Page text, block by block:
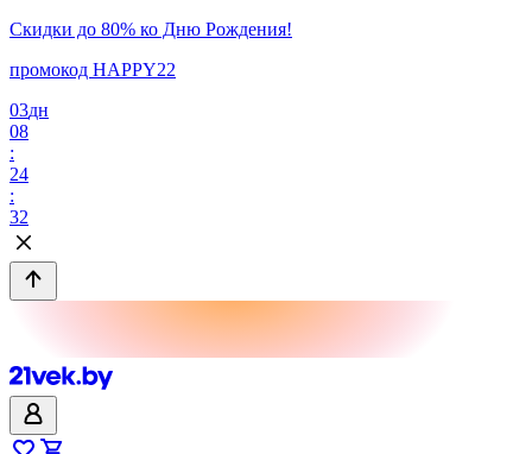
Скидки до 80% ко Дню Рождения!
промокод HAPPY22
03дн
08
:
24
:
32